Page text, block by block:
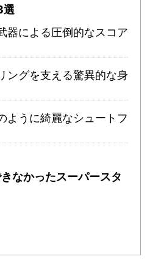
選
による圧倒的なスコア
グを支える驚異的な身
うに綺麗なシュートフ
なかったスーパースタ